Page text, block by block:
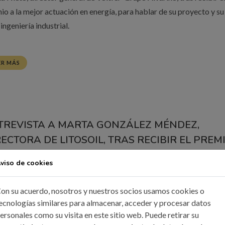
a la mejor actuación en energía, para hablar de su proyecto y
ingeniería industrial.
MÁS
A MARTA GONZÁLEZ MÉNDEZ,
DE LITOSOIL, TRAS RECIBIR EL
MEDIOAMBIENTAL EN LA
Jul, 2026
que ya se ha efectuado la entrega de los Premios de la Industria
de cookies
su acuerdo, nosotros y nuestros socios usamos cookies o
similares para almacenar, acceder y procesar datos
como su visita en este sitio web. Puede retirar su